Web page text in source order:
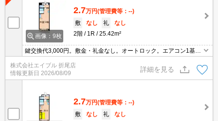
画像：9枚
2.7万円(管理費等：--)
敷
なし 礼
なし
2階
1R 25.42m²
鍵交換代3,000円。敷金・礼金なし。オートロック。エアコン1基付
55ヶ月分。
株式会社エイブル 折尾店
情報更新日 2026/08/09
詳細を見る
2.7万円(管理費等：--)
敷
なし 礼
なし